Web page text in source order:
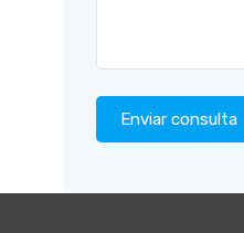
Enviar consulta